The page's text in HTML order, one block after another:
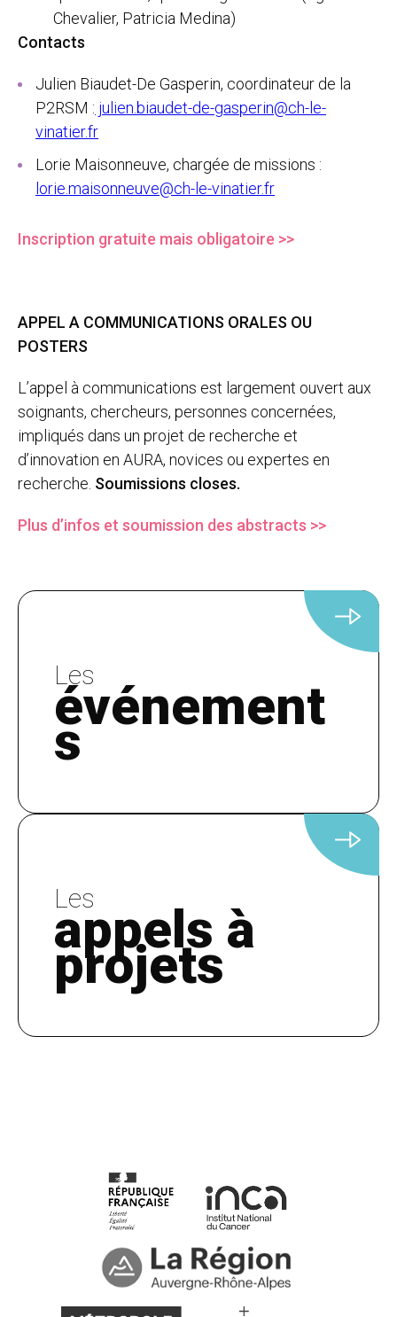
Chevalier, Patricia Medina)
Contacts
Julien Biaudet-De Gasperin, coordinateur de la
P2RSM : julien.biaudet-de-gasperin@ch-le-
vinatier.fr
Lorie Maisonneuve, chargée de missions :
lorie.maisonneuve@ch-le-vinatier.fr
Inscription gratuite mais obligatoire >>
APPEL A COMMUNICATIONS ORALES OU
POSTERS
L’appel à communications est largement ouvert aux
soignants, chercheurs, personnes concernées,
impliqués dans un projet de recherche et
d’innovation en AURA, novices ou expertes en
recherche. Soumissions closes.
Plus d’infos et soumission des abstracts >>
Les
événement
s
Les
appels à
projets